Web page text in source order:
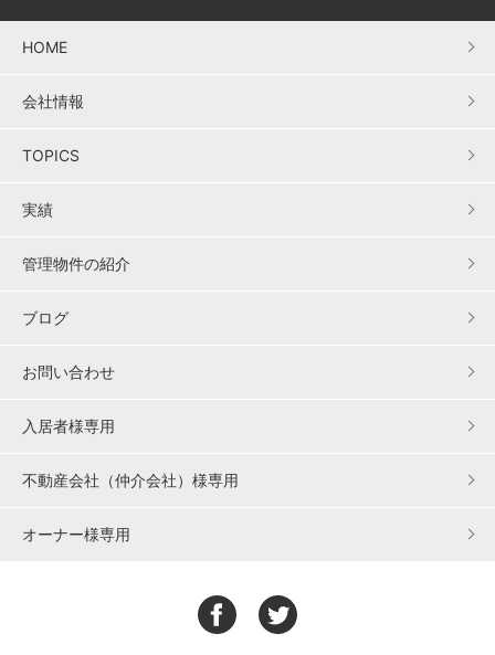
HOME
会社情報
TOPICS
実績
管理物件の紹介
ブログ
お問い合わせ
入居者様専用
不動産会社（仲介会社）様専用
オーナー様専用